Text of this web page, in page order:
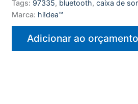
Tags: 97335, bluetooth,caixa de
Marca: hi!dea™
Adicionar ao orçamento